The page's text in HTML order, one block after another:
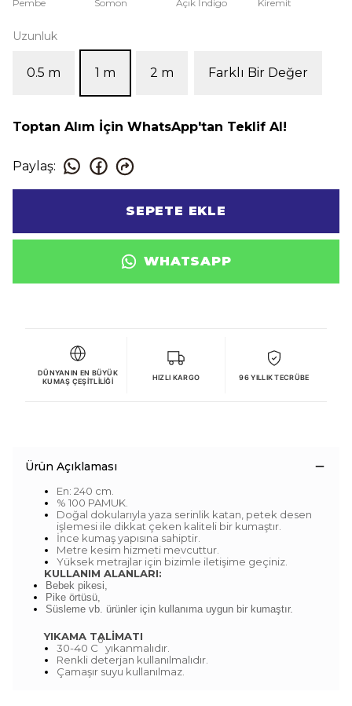
Pembe Somon Açık İndigo Kiremit
Uzunluk
0.5 m 1 m 2 m Farklı Bir Değer
Toptan Alım İçin WhatsApp'tan Teklif Al!
Paylaş:
SEPETE EKLE
WHATSAPP
DÜNYANIN EN BÜYÜK
KUMAŞ ÇEŞITLILIĞI
HIZLI KARGO 96 YILLIK TECRÜBE
Ürün Açıklaması
En: 240 cm.
% 100 PAMUK.
Doğal dokularıyla yaza serinlik katan, petek desen
işlemesi ile dikkat çeken kaliteli bir kumaştır.
İnce kumaş yapısına sahiptir.
Metre kesim hizmeti mevcuttur.
Yüksek metrajlar için bizimle iletişime geçiniz.
KULLANIM ALANLARI:
Bebek pikesi,
Pike örtüsü,
Süsleme vb. ürünler için kullanıma uygun bir kumaştır.
YIKAMA TALİMATI
30-40 C
o
yıkanmalıdır.
Renkli deterjan kullanılmalıdır.
Çamaşır suyu kullanılmaz.